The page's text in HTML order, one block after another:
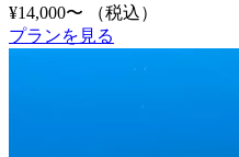
¥14,000〜
（税込）
プランを見る